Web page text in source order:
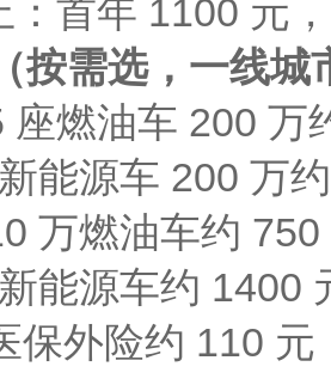
：首年 1100 元
按需选，一线城
座燃油车 200 万
能源车 200 万
万燃油车约
能源车约 1400
保外险约 110